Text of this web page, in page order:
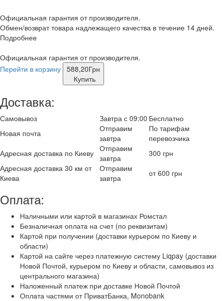
Официальная гарантия от производителя.
Обмен/возврат товара надлежащего качества в течение 14 дней.
Подробнее
Официальная гарантия от производителя.
Перейти в корзину 588,20Грн
Купить
Доставка:
Самовывоз Завтра с 09:00 Бесплатно
Новая почта
Отправим
завтра
По тарифам
перевозчика
Адресная доставка по Киеву Отправим
завтра
300 грн
Адресная доставка 30 км от
Киева
Отправим
завтра
от 600 грн
Оплата:
Наличными или картой в магазинах Ромстал
Безналичная оплата на счет (по реквизитам)
Картой при получении (доставки курьером по Киеву и
области)
Картой на сайте через платежную систему Liqpay (доставки
Новой Почтой, курьером по Киеву и области, самовывоз из
центрального магазина)
Наложенный платеж при доставке Новой Почтой
Оплата частями от ПриватБанка, Monobank